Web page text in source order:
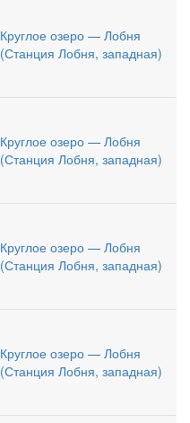
Круглое озеро — Лобня
(Станция Лобня, западная)
Круглое озеро — Лобня
(Станция Лобня, западная)
Круглое озеро — Лобня
(Станция Лобня, западная)
Круглое озеро — Лобня
(Станция Лобня, западная)